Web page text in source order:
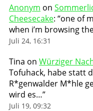
Anonym on
Cheesecake: “one of
when i’m browsing
Juli 24, 16:31
Tina on Würziger
Tofuhack, habe statt
R*genwalder M*hle
wird es…”
Juli 19, 09:32